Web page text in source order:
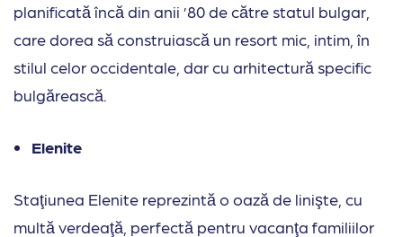
planificată încă din anii ’80 de către statul bulgar,
care dorea să construiască un resort mic, intim, în
stilul celor occidentale, dar cu arhitectură specific
bulgărească.
Elenite
Staţiunea Elenite reprezintă o oază de linişte, cu
multă verdeaţă, perfectă pentru vacanţa familiilor